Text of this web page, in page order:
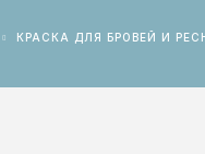
КРАСКА ДЛЯ БРОВЕЙ И